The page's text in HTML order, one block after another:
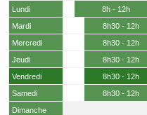
Lundi 8h - 12h
Mardi
8h30 - 12h
Mercredi
8h30 - 12h
Jeudi
8h30 - 12h
Vendredi
8h30 - 12h
Samedi
8h30 - 12h
Dimanche